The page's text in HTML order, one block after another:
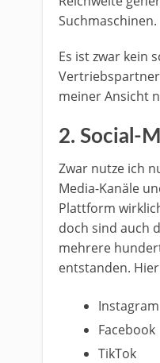
Suchmaschinen.
Es ist zwar kein
meiner Ansicht
2. Social-
Zwar nutze ich
Media-Kanäle
Plattform
doch sind auch
mehrere
entstanden.
Instagram
Facebook
TikTok